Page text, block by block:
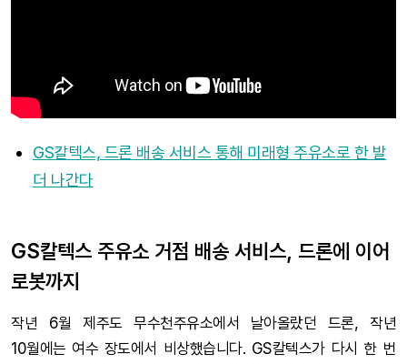
GS칼텍스, 드론 배송 서비스 통해 미래형 주유소로 한 발
더 나간다
GS칼텍스 주유소 거점 배송 서비스, 드론에 이어
로봇까지
작년 6월 제주도 무수천주유소에서 날아올랐던 드론, 작년
10월에는 여수 장도에서 비상했습니다. GS칼텍스가 다시 한 번